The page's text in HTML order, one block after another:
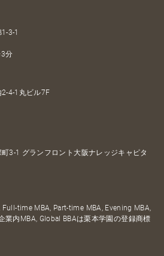
3-1
分
4-1丸ビル7F
3-1 グランフロント大阪ナレッジキャピタ
time MBA, Part-time MBA, Evening MBA,
業内MBA, Global BBAは栗本学園の登録商標